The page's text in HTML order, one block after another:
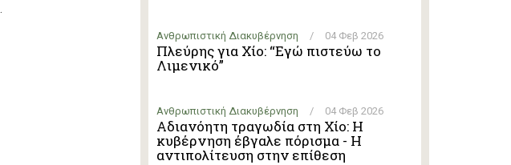
Ανθρωπιστική Διακυβέρνηση / 04 Φεβ 2026
Πλεύρης για Χίο: “Εγώ πιστεύω το
Λιμενικό”
Ανθρωπιστική Διακυβέρνηση / 04 Φεβ 2026
Αδιανόητη τραγωδία στη Χίο: Η
κυβέρνηση έβγαλε πόρισμα - Η
αντιπολίτευση στην επίθεση